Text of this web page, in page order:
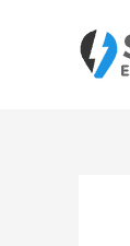
contenido